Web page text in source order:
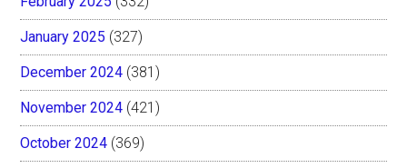
January 2025 (327)
December 2024 (381)
November 2024 (421)
October 2024 (369)